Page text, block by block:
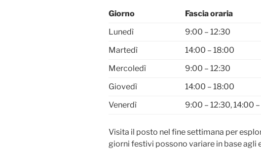
Giorno
Fascia oraria
Lunedì
9:00 – 12:30
Martedì
14:00 – 18:00
Mercoledì
9:00 – 12:30
Giovedì
14:00 – 18:00
Venerdì
9:00 – 12:30, 14:00
Visita il posto nel fine settimana per
giorni festivi possono variare in base agli